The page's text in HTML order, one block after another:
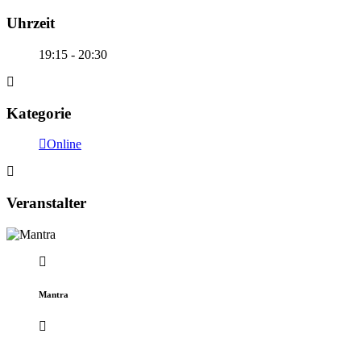
Uhrzeit
19:15 - 20:30
Kategorie
Online
Veranstalter
Mantra